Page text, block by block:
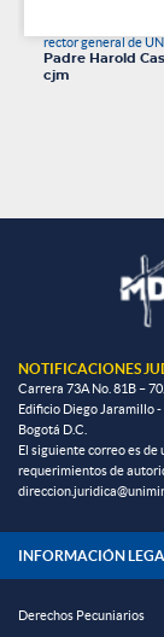
rector general de
Padre Harold
cjm
NOTIFICACIONES
Carrera 73A No. 81B – 70.
Edificio Diego Jaramillo -
Bogotá D.C.
El siguiente correo es
requerimientos de
INFORMACIÓN
Derechos Pecuniarios